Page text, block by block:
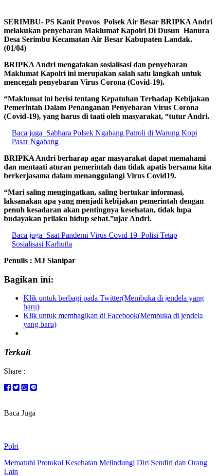
SERIMBU- PS Kanit Provos Polsek Air Besar BRIPKA Andri
melakukan penyebaran Maklumat Kapolri Di Dusun Hanura
Desa Serimbu Kecamatan Air Besar Kabupaten Landak.
(01/04)
BRIPKA Andri mengatakan sosialisasi dan penyebaran
Maklumat Kapolri ini merupakan salah satu langkah untuk
mencegah penyebaran Virus Corona (Covid-19).
“Maklumat ini berisi tentang Kepatuhan Terhadap Kebijakan
Pemerintah Dalam Penanganan Penyebaran Virus Corona
(Covid-19), yang harus di taati oleh masyarakat, “tutur Andri.
Baca juga Sabhara Polsek Ngabang Patroli di Warung Kopi
Pasar Ngabang
BRIPKA Andri berharap agar masyarakat dapat memahami
dan mentaati aturan pemerintah dan tidak apatis bersama kita
berkerjasama dalam menanggulangi Virus Covid19.
“Mari saling mengingatkan, saling bertukar informasi,
laksanakan apa yang menjadi kebijakan pemerintah dengan
penuh kesadaran akan pentingnya kesehatan, tidak lupa
budayakan prilaku hidup sehat.”ujar Andri.
Baca juga Saat Pandemi Virus Covid 19 Polisi Tetap
Sosialisasi Karhutla
Penulis : MJ Sianipar
Bagikan ini:
Klik untuk berbagi pada Twitter(Membuka di jendela yang
baru)
Klik untuk membagikan di Facebook(Membuka di jendela
yang baru)
Terkait
Share :
Baca Juga
Polri
Mematuhi Protokol Kesehatan Melindungi Diri Sendiri dan Orang
Lain